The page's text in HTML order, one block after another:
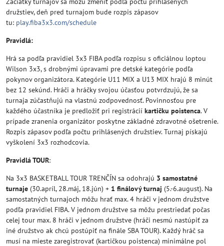
družstiev, deň pred turnajom bude rozpis zápasov
tu: play.fiba3x3.com/schedule
Pravidlá:
Hrá sa podľa pravidiel 3x3 FIBA podľa rozpisu s oficiálnou loptou
Wilson 3x3, s drobnými úpravami pre detské kategórie podľa
pokynov organizátora. Kategórie U11 MIX a U13 MIX hrajú 8 minút
bez 12 sekúnd. Hráči a hráčky svojou účasťou potvrdzujú, že sa
turnaja zúčastňujú na vlastnú zodpovednosť. Povinnosťou pre
každého účastníka je predložiť pri registrácií kartičku poistenca. V
prípade zranenia organizátor poskytne základné zdravotné ošetrenie.
Rozpis zápasov podľa počtu prihlásených družstiev. Turnaj pískajú
vyškolení 3x3 rozhodcovia.
Pravidlá TOUR:
Na 3x3 BASKETBALL TOUR TRENČÍN sa odohrajú 3 samostatné
turnaje (30.apríl, 28.máj, 18.jún) + 1 finálový turnaj (5.-6.august). Na
samostatných turnajoch môžu hrať max. 4 hráči v jednom družstve
podľa pravidiel FIBA. V jednom družstve sa môžu prestriedať počas
celej tour max. 8 hráči v jednom družstve (hráči nesmú nastúpiť za
iné družstvo ak chcú postúpiť na finále SBA TOUR). Každý hráč sa
musí na mieste zaregistrovať (kartičkou poistenca) minimálne pol